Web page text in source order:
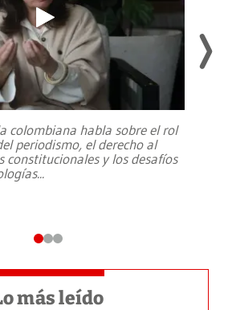
colombiana habla sobre el rol
periodismo, el derecho al
constitucionales y los desafíos
...
más leído